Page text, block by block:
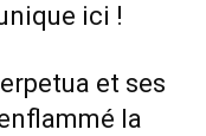
ici !
et ses
la